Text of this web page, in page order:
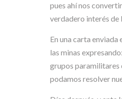
pues ahí nos
verdadero interés de
En una carta
las minas
grupos paramilitares
podamos resolver